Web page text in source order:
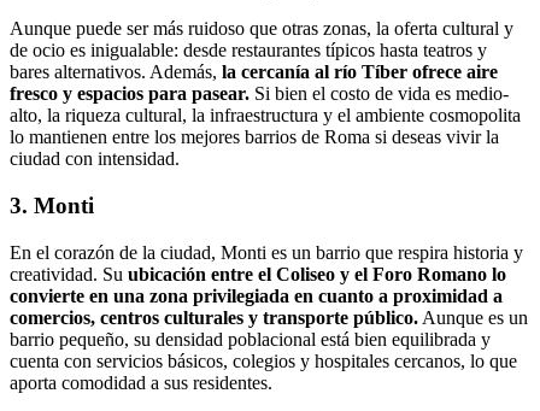
Aunque puede ser más ruidoso que otras zonas, la oferta cultural y
de ocio es inigualable: desde restaurantes típicos hasta teatros y
bares alternativos. Además, la cercanía al río Tíber ofrece aire
fresco y espacios para pasear. Si bien el costo de vida es medio-
alto, la riqueza cultural, la infraestructura y el ambiente cosmopolita
lo mantienen entre los mejores barrios de Roma si deseas vivir la
ciudad con intensidad.
3. Monti
En el corazón de la ciudad, Monti es un barrio que respira historia y
creatividad. Su ubicación entre el Coliseo y el Foro Romano lo
convierte en una zona privilegiada en cuanto a proximidad a
comercios, centros culturales y transporte público. Aunque es un
barrio pequeño, su densidad poblacional está bien equilibrada y
cuenta con servicios básicos, colegios y hospitales cercanos, lo que
aporta comodidad a sus residentes.